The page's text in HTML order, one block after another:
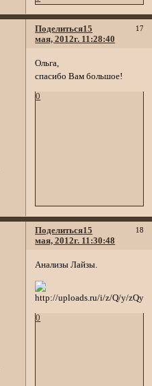
Поделиться 17
15
мая, 2012г. 11:28:40
Ольга,
спасибо Вам большое!
0
Поделиться 18
15
мая, 2012г. 11:30:48
Анализы Лайзы.
0